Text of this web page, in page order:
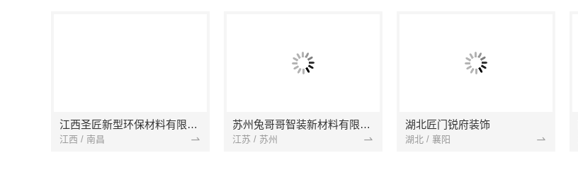
江西圣匠新型环保材料有限公司
江西 / 南昌
苏州兔哥哥智装新材料有限公司
江苏 / 苏州
湖北匠门锐府装饰
湖北 / 襄阳